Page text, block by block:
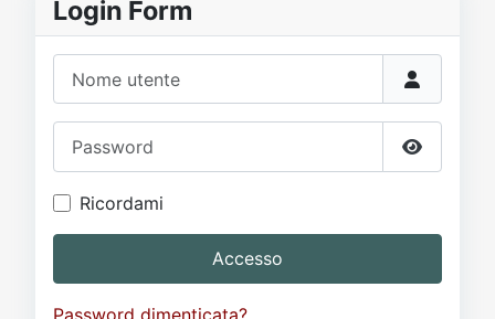
Login Form
Mostra
Ricordami
Accesso
Password dimenticata?